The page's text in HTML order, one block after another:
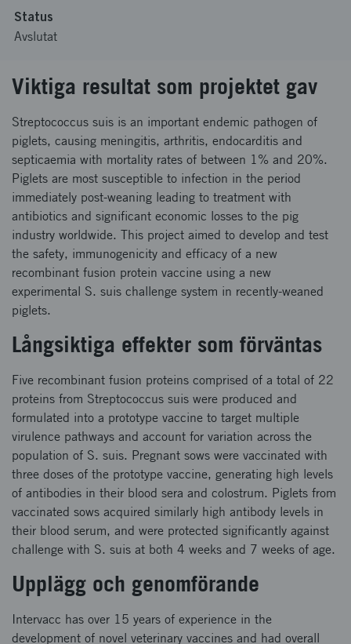
Status
Avslutat
Viktiga resultat som projektet gav
Streptococcus suis is an important endemic pathogen of
piglets, causing meningitis, arthritis, endocarditis and
septicaemia with mortality rates of between 1% and 20%.
Piglets are most susceptible to infection in the period
immediately post-weaning leading to treatment with
antibiotics and significant economic losses to the pig
industry worldwide. This project aimed to develop and test
the safety, immunogenicity and efficacy of a new
recombinant fusion protein vaccine using a new
experimental S. suis challenge system in recently-weaned
piglets.
Långsiktiga effekter som förväntas
Five recombinant fusion proteins comprised of a total of 22
proteins from Streptococcus suis were produced and
formulated into a prototype vaccine to target multiple
virulence pathways and account for variation across the
population of S. suis. Pregnant sows were vaccinated with
three doses of the prototype vaccine, generating high levels
of antibodies in their blood sera and colostrum. Piglets from
vaccinated sows acquired similarly high antibody levels in
their blood serum, and were protected significantly against
challenge with S. suis at both 4 weeks and 7 weeks of age.
Upplägg och genomförande
Intervacc has over 15 years of experience in the
development of novel veterinary vaccines and had overall